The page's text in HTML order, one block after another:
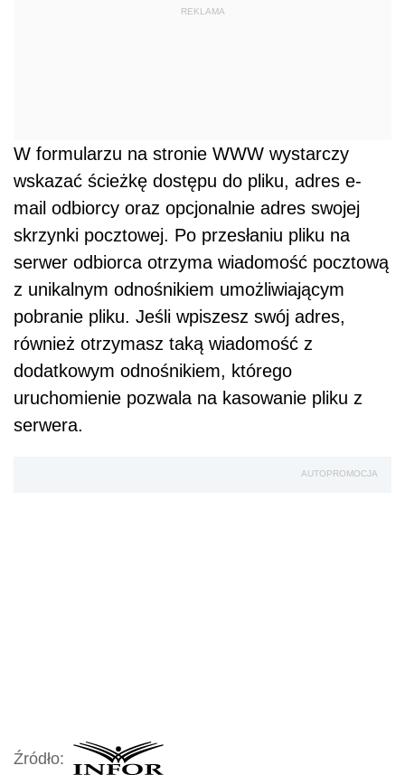
REKLAMA
W formularzu na stronie WWW wystarczy
wskazać ścieżkę dostępu do pliku, adres e-
mail odbiorcy oraz opcjonalnie adres swojej
skrzynki pocztowej. Po przesłaniu pliku na
serwer odbiorca otrzyma wiadomość pocztową
z unikalnym odnośnikiem umożliwiającym
pobranie pliku. Jeśli wpiszesz swój adres,
również otrzymasz taką wiadomość z
dodatkowym odnośnikiem, którego
uruchomienie pozwala na kasowanie pliku z
serwera.
AUTOPROMOCJA
Źródło: